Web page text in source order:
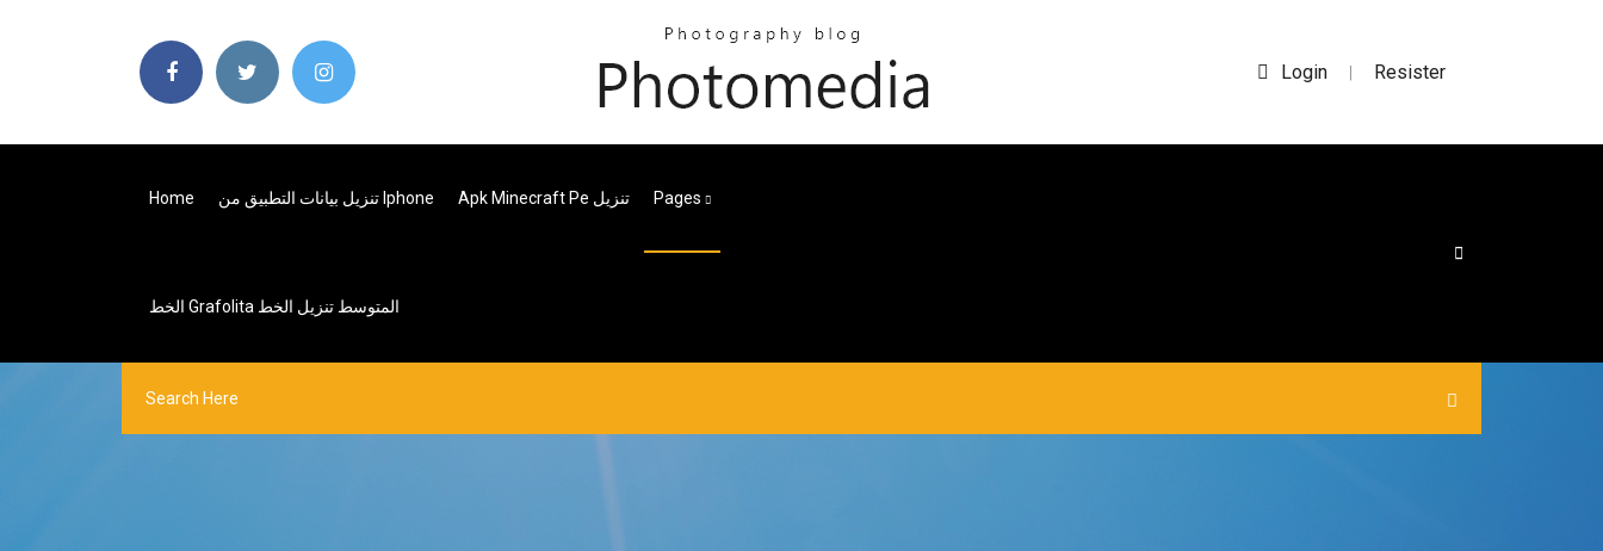
Login | Resister
Home تنزيل بيانات التطبيق من Iphone Apk Minecraft Pe تنزيل Pages
الخط Grafolita المتوسط ​​تنزيل الخط